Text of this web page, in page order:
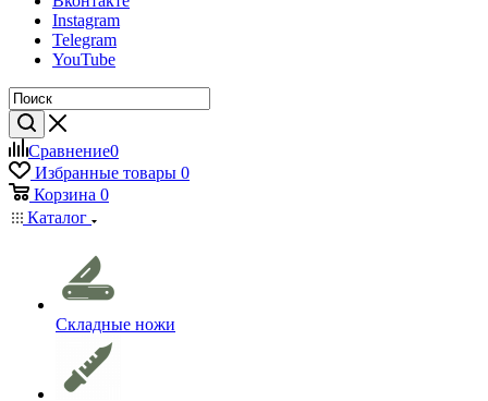
Instagram
Telegram
YouTube
Сравнение0
Избранные товары 0
Корзина 0
Каталог
Складные ножи